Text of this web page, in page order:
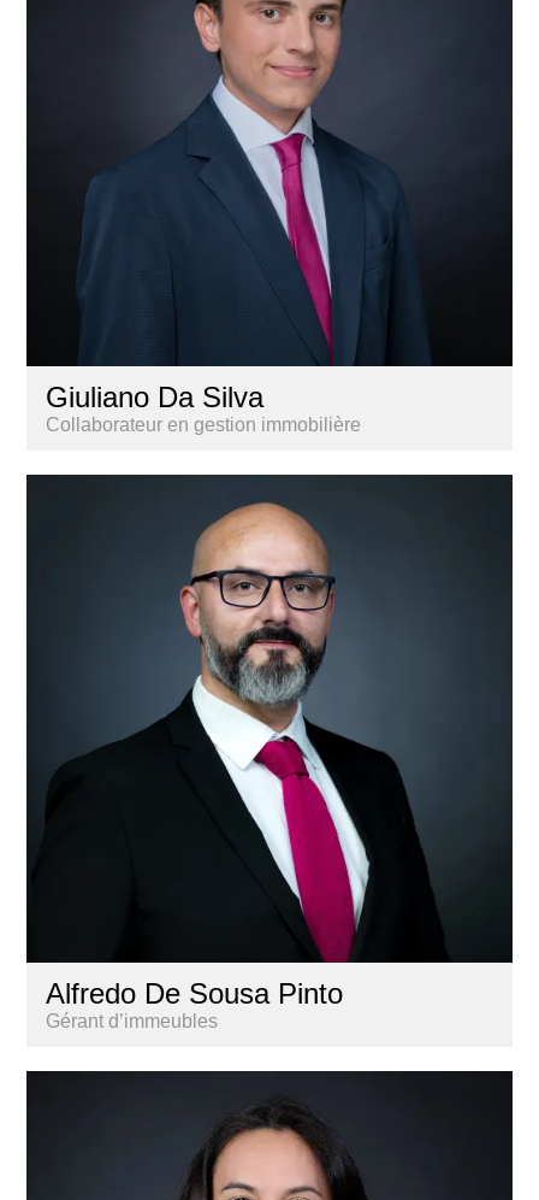
Giuliano Da Silva
Collaborateur en gestion immobilière
Alfredo De Sousa Pinto
Gérant d’immeubles